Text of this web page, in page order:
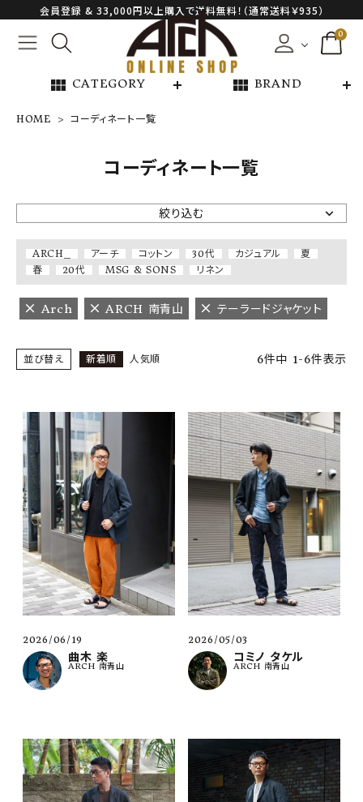
会員登録 & 33,000円以上購入で送料無料！（通常送料￥935）
0
view_module CATEGORY view_module BRAND
NEW ARRIVAL
ARCH EXCLUSIVE
BRAND
CATEGORY
SHOP
INFORMATION
ご利用ガイド
プライバシーポリシー
特定商取引法について
お問い合わせ
OFFICIAL WEB SITE
ACCOUNT MENU
meeting_room ログイン 会員登録
HOME コーディネート一覧
コーディネート一覧
絞り込む
ARCH_ アーチ コットン 30代 カジュアル
夏
春
20代 MSG & SONS リネン
Arch ARCH 南青山 テーラードジャケット
並び替え 新着順 人気順 6件中 1-6件表示
2026/06/19
曲木 楽
ARCH 南青山
2026/05/03
コミノ タケル
ARCH 南青山